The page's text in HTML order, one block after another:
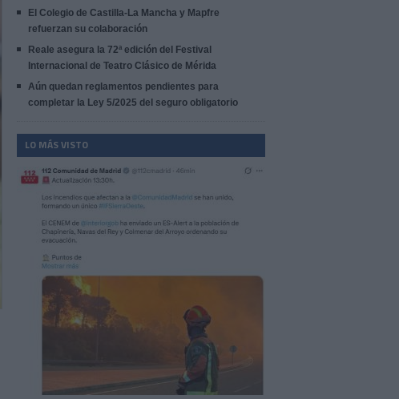
El Colegio de Castilla-La Mancha y Mapfre
refuerzan su colaboración
Reale asegura la 72ª edición del Festival
Internacional de Teatro Clásico de Mérida
Aún quedan reglamentos pendientes para
completar la Ley 5/2025 del seguro obligatorio
LO MÁS VISTO